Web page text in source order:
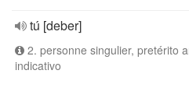
tú [deber]
2. personne singulier, pretérito
indicativo